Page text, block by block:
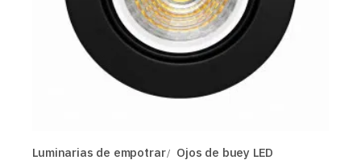
Luminarias de empotrar Ojos de buey LED